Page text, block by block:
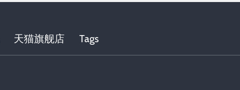
天猫旗舰店 Tags